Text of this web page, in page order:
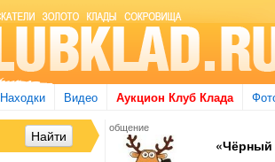
Находки Видео Аукцион Клуб Клада
общение
«Чёрный